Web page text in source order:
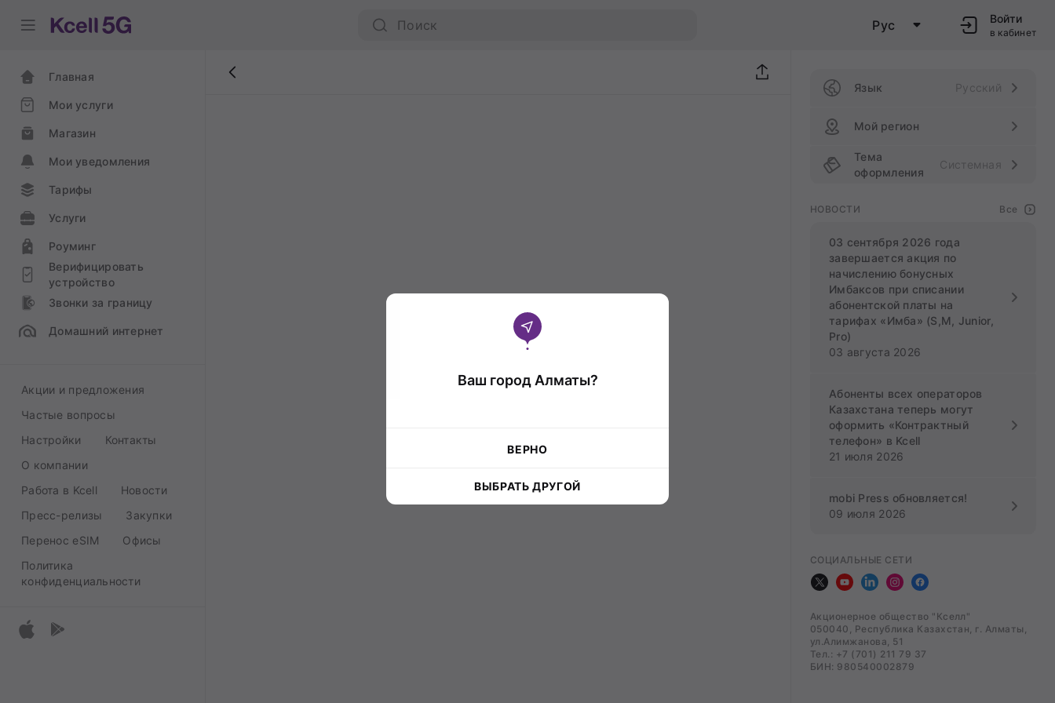
Рус Войти
в кабинет
Главная
Мои услуги
Магазин
Мои уведомления
Тарифы
Услуги
Роуминг
Верифицировать
устройство
Звонки за границу
Домашний интернет
Акции и предложения
Частые вопросы
Настройки
Контакты
О компании
Работа в Kcell
Новости
Пресс-релизы
Закупки
Перенос eSIM
Офисы
Политика
конфиденциальности
Язык Русский
Мой регион
Тема
оформления
Системная
НОВОСТИ Все
03 сентября 2026 года
завершается акция по
начислению бонусных
Имбаксов при списании
абонентской платы на
тарифах «Имба» (S,M, Junior,
Pro)
03 августа 2026
Абоненты всех операторов
Казахстана теперь могут
оформить «Контрактный
телефон» в Kcell
21 июля 2026
mobi Press обновляется!
09 июля 2026
СОЦИАЛЬНЫЕ СЕТИ
Акционерное общество "Кселл"
050040, Республика Казахстан, г. Алматы,
ул.Алимжанова, 51
Тел.: +7 (701) 211 79 37
БИН: 980540002879
Ваш город Алматы?
ВЕРНО
ВЫБРАТЬ ДРУГОЙ